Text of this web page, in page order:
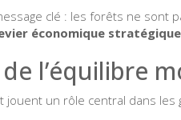
clé : les forêts ne sont
économique stratégique
l’équilibre
jouent un rôle central dans les